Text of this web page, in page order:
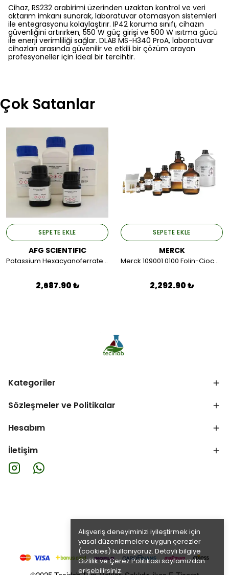
Alışveriş deneyiminizi iyileştirmek için
yasal düzenlemelere uygun çerezler
(cookies) kullanıyoruz. Detaylı bilgiye
Gizlilik ve Çerez Politikası sayfamızdan
erişebilirsiniz.
Cihaz, RS232 arabirimi üzerinden uzaktan kontrol ve veri
aktarım imkanı sunarak, laboratuvar otomasyon sistemleri
ile entegrasyonu kolaylaştırır. IP42 koruma sınıfı, cihazın
güvenliğini artırırken, 550 W güç girişi ve 500 W ısıtma gücü
ile enerji verimliliği sağlar. DLAB MS-H340 ProA, laboratuvar
cihazları arasında güvenilir ve etkili bir çözüm arayan
profesyoneller için ideal bir tercihtir.
Çok Satanlar
SEPETE EKLE
AFG SCIENTIFIC
Potassium Hexacyanoferrate (III) ; ACS Reagent 1 KG.
2,687.90 ₺
SEPETE EKLE
MERCK
Merck 109001 0100 Folin-Ciocalteu'S Phenol Reagent 100 ML.
2,292.90 ₺
Kategoriler
Sözleşmeler ve Politikalar
Hesabım
İletişim